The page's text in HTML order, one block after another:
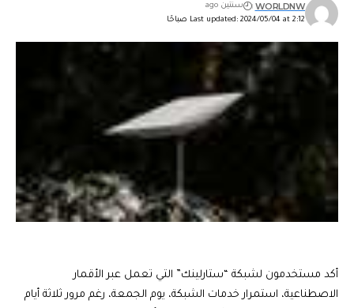
Last updated: 2024/05/04 at 2:12 صباحًا
WORLDNW سنتين ago
أكد مستخدمون لشبكة “ستارلينك” التي تعمل عبر الأقمار
الاصطناعية، استمرار خدمات الشبكة، يوم الجمعة، رغم مرور ثلاثة أيام